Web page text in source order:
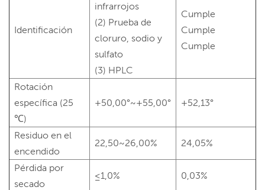
Identificación
infrarrojos
(2) Prueba de
cloruro, sodio y
sulfato
(3) HPLC
Cumple
Cumple
Cumple
Rotación
específica (25
℃)
+50,00°~+55,00° +52,13°
Residuo en el
encendido
22,50~26,00% 24,05%
Pérdida por
secado
≤1,0% 0,03%